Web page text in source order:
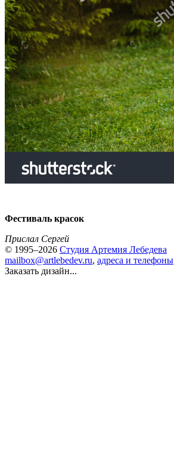
Фестиваль красок
Прислал Сергей
© 1995–2026 Студия Артемия Лебедева
mailbox@artlebedev.ru, адреса и телефоны
Заказать дизайн...